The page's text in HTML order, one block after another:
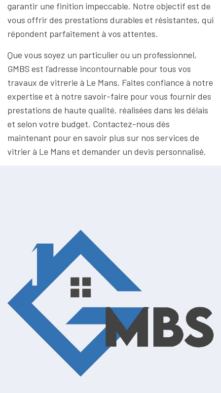
garantir une finition impeccable. Notre objectif est de
vous offrir des prestations durables et résistantes, qui
répondent parfaitement à vos attentes.
Que vous soyez un particulier ou un professionnel,
GMBS est l’adresse incontournable pour tous vos
travaux de vitrerie à Le Mans. Faites confiance à notre
expertise et à notre savoir-faire pour vous fournir des
prestations de haute qualité, réalisées dans les délais
et selon votre budget. Contactez-nous dès
maintenant pour en savoir plus sur nos services de
vitrier à Le Mans et demander un devis personnalisé.